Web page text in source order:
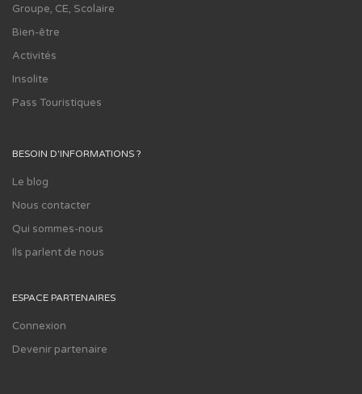
Groupe, CE, Scolaire
Bien-être
Activités
Insolite
Pass Touristiques
BESOIN D'INFORMATIONS ?
Le blog
Nous contacter
Qui sommes-nous
Ils parlent de nous
ESPACE PARTENAIRES
Connexion
Devenir partenaire